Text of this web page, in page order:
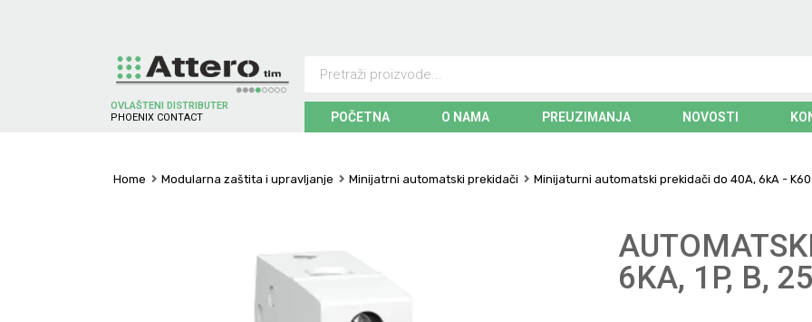
OVLAŠTENI DISTRIBUTER
P H O EN X CO NTACT POČETNA O NAMA PREUZIMANJA NOVOSTI
Home Modularna zaštita i upravljanje Minijatrni automatski prekidači Minijaturni automatski prekidači do 40A, 6kA - K60
6KA, 1P, B,